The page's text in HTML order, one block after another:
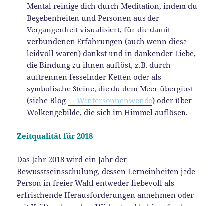
Mental reinige dich durch Meditation, indem du
Begebenheiten und Personen aus der
Vergangenheit visualisiert, für die damit
verbundenen Erfahrungen (auch wenn diese
leidvoll waren) dankst und in dankender Liebe,
die Bindung zu ihnen auflöst, z.B. durch
auftrennen fesselnder Ketten oder als
symbolische Steine, die du dem Meer übergibst
(siehe Blog → Wintersonnenwende) oder über
Wolkengebilde, die sich im Himmel auflösen.
Zeitqualität für 2018
Das Jahr 2018 wird ein Jahr der
Bewusstseinsschulung, dessen Lerneinheiten jede
Person in freier Wahl entweder liebevoll als
erfrischende Herausforderungen annehmen oder